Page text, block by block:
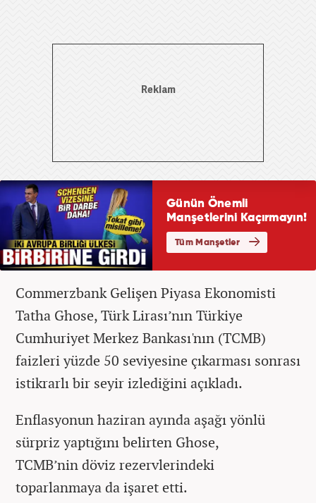
Commerzbank Gelişen Piyasa Ekonomisti
Tatha Ghose, Türk Lirası’nın Türkiye
Cumhuriyet Merkez Bankası'nın (TCMB)
faizleri yüzde 50 seviyesine çıkarması sonrası
istikrarlı bir seyir izlediğini açıkladı.
Enflasyonun haziran ayında aşağı yönlü
sürpriz yaptığını belirten Ghose,
TCMB’nin döviz rezervlerindeki
toparlanmaya da işaret etti.